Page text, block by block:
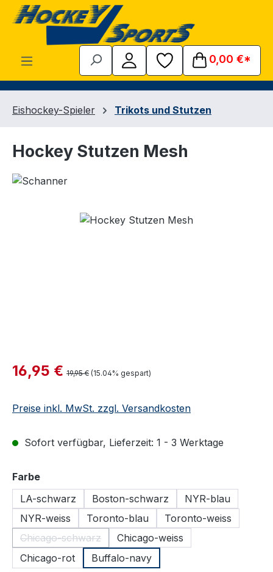
Zum Hauptinhalt springen
0,00 €*
Eishockey-Spieler Trikots und Stutzen
Hockey Stutzen Mesh
Bildergalerie überspringen
Verkaufspreis:
16,95 € Regulärer Preis:
19,95 € (15.04% gespart)
Preise inkl. MwSt. zzgl. Versandkosten
Sofort verfügbar, Lieferzeit: 1 - 3 Werktage
Farbeauswählen
LA-schwarz
Boston-schwarz
NYR-blau
NYR-weiss
Toronto-blau
Toronto-weiss
Chicago-schwarz
(Diese Option ist zurzeit nicht verfügbar.)
Chicago-weiss
Chicago-rot
Buffalo-navy